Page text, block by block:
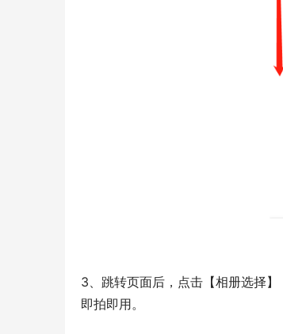
3、跳转页面后，点击【相册选择
即拍即用。